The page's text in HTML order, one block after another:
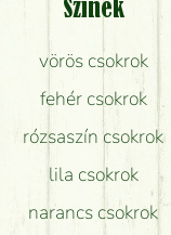
Mit kell
Hogy marad
Tudok
Színek
vörös csokrok
fehér csokrok
rózsaszín csokrok
lila csokrok
narancs csokrok